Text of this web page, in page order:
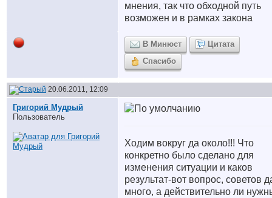
мнения, так что обходной путь
возможен и в рамках закона
В Минюст
Цитата
Спасибо
20.06.2011, 12:09
Григорий Мудрый
Пользователь
Ходим вокруг да около!!! Что
конкретно было сделано для
изменения ситуации и каков
результат-вот вопрос, советов
много, а действительно ли